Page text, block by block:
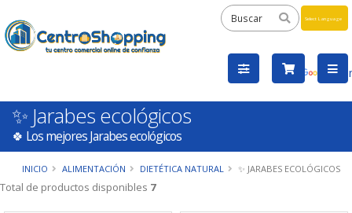
by
✨ Jarabes ecológicos
🍀 Los mejores Jarabes ecológicos
INICIO ALIMENTACIÓN DIETÉTICA NATURAL ✨ JARABES ECOLÓGICOS
Total de productos disponibles 7